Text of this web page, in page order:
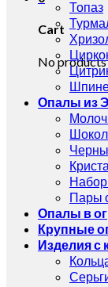
Cart
No products
Топаз
Опалы из
Пары
Опалы в
Крупные
Изделия с